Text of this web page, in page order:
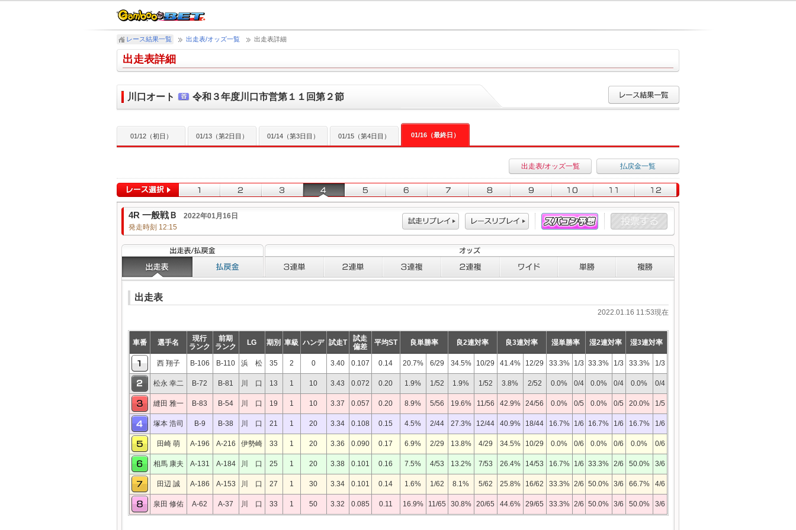
レース結果一覧 出走表/オッズ一覧 出走表詳細
出走表詳細
川口オート 令和３年度川口市営第１１回第２節
01/12（初日） 01/13（第2日目） 01/14（第3日目） 01/15（第4日目） 01/16（最終日）
出走表/オッズ一覧 払戻金一覧
4R 一般戦Ｂ
2022年01月16日
発走時刻 12:15
出走表
2022.01.16 11:53現在
車番 選手名
現行
ランク
前期
ランク
LG 期別 車級 ハンデ 試走T
試走
偏差
平均ST 良単勝率 良2連対率 良3連対率 湿単勝率 湿2連対率 湿3連対率
西 翔子 B-106 B-110 浜 松 35 2 0 3.40 0.107 0.14 20.7% 6/29 34.5% 10/29 41.4% 12/29 33.3% 1/3 33.3% 1/3 33.3% 1/3
松永 幸二 B-72 B-81 川 口 13 1 10 3.43 0.072 0.20 1.9% 1/52 1.9% 1/52 3.8% 2/52 0.0% 0/4 0.0% 0/4 0.0% 0/4
縫田 雅一 B-83 B-54 川 口 19 1 10 3.37 0.057 0.20 8.9% 5/56 19.6% 11/56 42.9% 24/56 0.0% 0/5 0.0% 0/5 20.0% 1/5
塚本 浩司 B-9 B-38 川 口 21 1 20 3.34 0.108 0.15 4.5% 2/44 27.3% 12/44 40.9% 18/44 16.7% 1/6 16.7% 1/6 16.7% 1/6
田崎 萌 A-196 A-216 伊勢崎 33 1 20 3.36 0.090 0.17 6.9% 2/29 13.8% 4/29 34.5% 10/29 0.0% 0/6 0.0% 0/6 0.0% 0/6
相馬 康夫 A-131 A-184 川 口 25 1 20 3.38 0.101 0.16 7.5% 4/53 13.2% 7/53 26.4% 14/53 16.7% 1/6 33.3% 2/6 50.0% 3/6
田辺 誠 A-186 A-153 川 口 27 1 30 3.34 0.101 0.14 1.6% 1/62 8.1% 5/62 25.8% 16/62 33.3% 2/6 50.0% 3/6 66.7% 4/6
泉田 修佑 A-62 A-37 川 口 33 1 50 3.32 0.085 0.11 16.9% 11/65 30.8% 20/65 44.6% 29/65 33.3% 2/6 50.0% 3/6 50.0% 3/6